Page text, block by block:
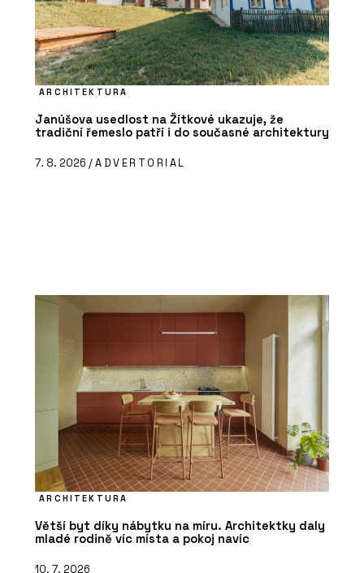
ARCHITEKTURA
Janúšova usedlost na Žítkové ukazuje, že
tradiční řemeslo patří i do současné architektury
7. 8. 2026 /ADVERTORIAL
ARCHITEKTURA
Větší byt díky nábytku na míru. Architektky daly
mladé rodině víc místa a pokoj navíc
10. 7. 2026